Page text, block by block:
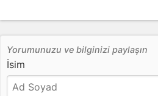
Yorumunuzu ve bilginizi paylaşın
İsim